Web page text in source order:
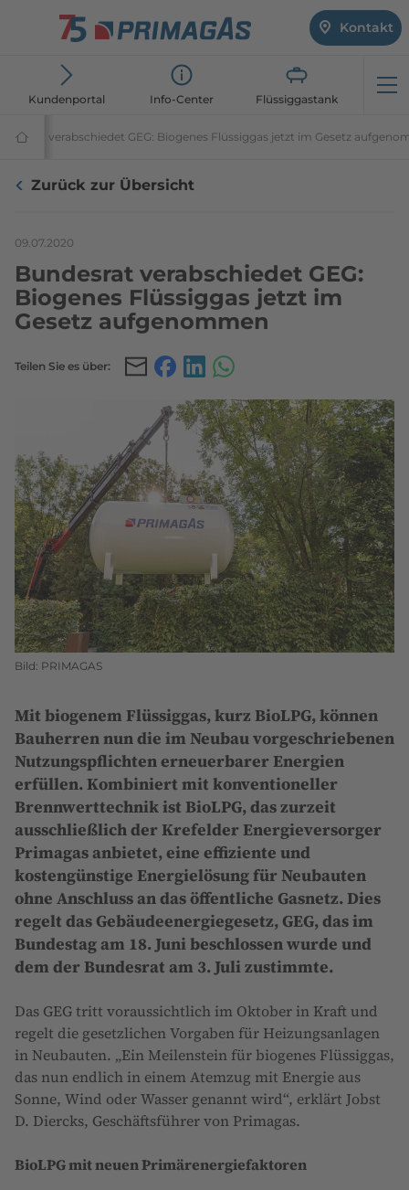
Kontakt
Kundenportal Info-Center Flüssiggastank
Flüssiggasanbieter
| PRIMAGAS®
verabschiedet GEG: Biogenes Flüssiggas jetzt im Gesetz
Zurück zur Übersicht
09.07.2020
Bundesrat verabschiedet GEG:
Biogenes Flüssiggas jetzt im
Gesetz aufgenommen
Teilen Sie es über:
Teilen
über
Email
Teilen
Sie
es
über
Facebook
Teilen
Sie
es
über
LinkedIn
Teilen
Sie
es
über
WhatsApp
Bild: PRIMAGAS
Mit biogenem Flüssiggas, kurz BioLPG, können
Bauherren nun die im Neubau vorgeschriebenen
Nutzungspflichten erneuerbarer Energien
erfüllen. Kombiniert mit konventioneller
Brennwerttechnik ist BioLPG, das zurzeit
ausschließlich der Krefelder Energieversorger
Primagas anbietet, eine effiziente und
kostengünstige Energielösung für Neubauten
ohne Anschluss an das öffentliche Gasnetz. Dies
regelt das Gebäudeenergiegesetz, GEG, das im
Bundestag am 18. Juni beschlossen wurde und
dem der Bundesrat am 3. Juli zustimmte.
Das GEG tritt voraussichtlich im Oktober in Kraft und
regelt die gesetzlichen Vorgaben für Heizungsanlagen
in Neubauten. „Ein Meilenstein für biogenes Flüssiggas,
das nun endlich in einem Atemzug mit Energie aus
Sonne, Wind oder Wasser genannt wird“, erklärt Jobst
D. Diercks, Geschäftsführer von Primagas.
BioLPG mit neuen Primärenergiefaktoren